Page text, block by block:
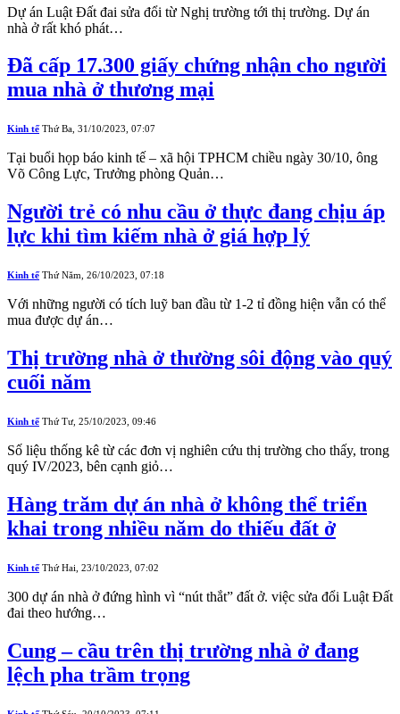
Dự án Luật Đất đai sửa đổi từ Nghị trường tới thị trường. Dự án
nhà ở rất khó phát…
Đã cấp 17.300 giấy chứng nhận cho người
mua nhà ở thương mại
Kinh tế Thứ Ba, 31/10/2023, 07:07
Tại buổi họp báo kinh tế – xã hội TPHCM chiều ngày 30/10, ông
Võ Công Lực, Trưởng phòng Quản…
Người trẻ có nhu cầu ở thực đang chịu áp
lực khi tìm kiếm nhà ở giá hợp lý
Kinh tế Thứ Năm, 26/10/2023, 07:18
Với những người có tích luỹ ban đầu từ 1-2 tỉ đồng hiện vẫn có thể
mua được dự án…
Thị trường nhà ở thường sôi động vào quý
cuối năm
Kinh tế Thứ Tư, 25/10/2023, 09:46
Số liệu thống kê từ các đơn vị nghiên cứu thị trường cho thấy, trong
quý IV/2023, bên cạnh giỏ…
Hàng trăm dự án nhà ở không thể triển
khai trong nhiều năm do thiếu đất ở
Kinh tế Thứ Hai, 23/10/2023, 07:02
300 dự án nhà ở đứng hình vì “nút thắt” đất ở. việc sửa đổi Luật Đất
đai theo hướng…
Cung – cầu trên thị trường nhà ở đang
lệch pha trầm trọng